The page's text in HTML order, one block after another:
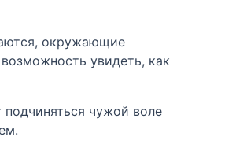
окружающие
увидеть, как
чужой воле